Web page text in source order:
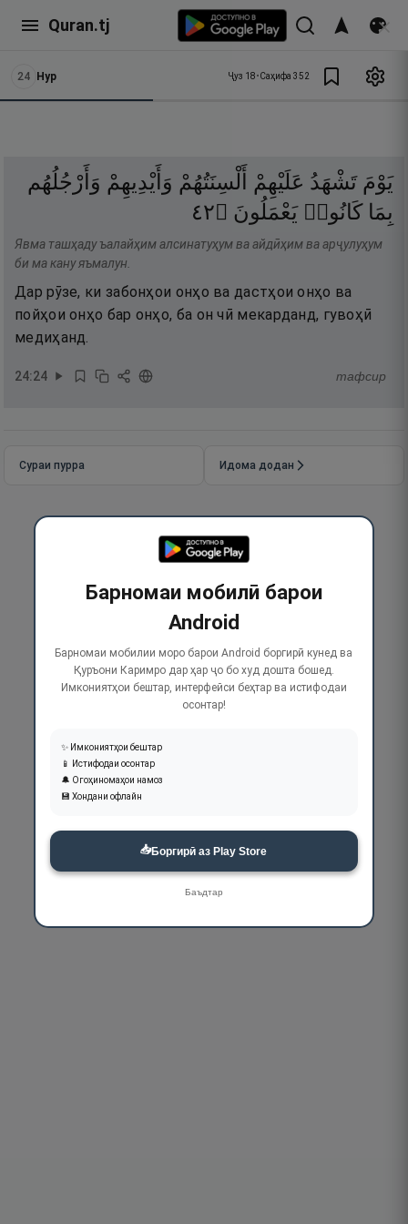
Quran.tj
24 Нур Ҷуз 18•Саҳифа 352
يَوْمَ تَشْهَدُ عَلَيْهِمْ أَلْسِنَتُهُمْ وَأَيْدِيهِمْ وَأَرْجُلُهُم
بِمَا كَانُوا۟ يَعْمَلُونَ ۝٢٤
Явма ташҳаду ъалайҳим алсинатуҳум ва айдӣҳим ва арҷулуҳум
би ма кану яъмалун.
Дар рӯзе, ки забонҳои онҳо ва дастҳои онҳо ва
пойҳои онҳо бар онҳо, ба он чӣ мекарданд, гувоҳӣ
медиҳанд.
24:24 тафсир
Сураи пурра Идома додан
Барномаи мобилӣ барои
Android
Барномаи мобилии моро барои Android боргирӣ кунед ва
Қуръони Каримро дар ҳар ҷо бо худ дошта бошед.
Имкониятҳои бештар, интерфейси беҳтар ва истифодаи
осонтар!
✨ Имкониятҳои бештар
📱 Истифодаи осонтар
🔔 Огоҳиномаҳои намоз
💾 Хондани офлайн
📥Боргирӣ аз Play Store
Баъдтар